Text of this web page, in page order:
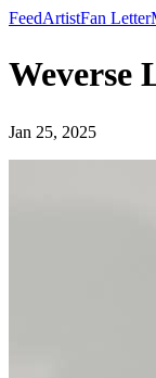
FeedArtistFan Letter
Weverse
Jan 25, 2025